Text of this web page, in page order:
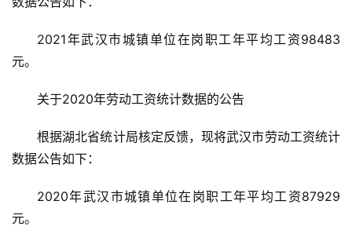
首
页
2021年武汉市城镇单位在岗职工年平均工资98483
元。
关于2020年劳动工资统计数据的公告
根据湖北省统计局核定反馈，现将武汉市劳动工资统计
数据公告如下：
2020年武汉市城镇单位在岗职工年平均工资87929
元。